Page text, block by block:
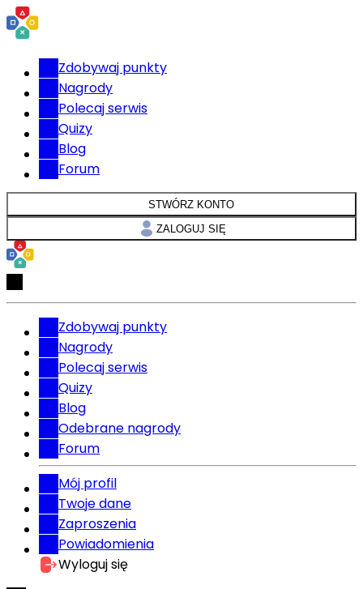
Zdobywaj punkty
Nagrody
Polecaj serwis
Quizy
Blog
Forum
STWÓRZ KONTO
ZALOGUJ SIĘ
Zdobywaj punkty
Nagrody
Polecaj serwis
Quizy
Blog
Odebrane nagrody
Forum
Mój profil
Twoje dane
Zaproszenia
Powiadomienia
Wyloguj się